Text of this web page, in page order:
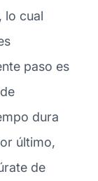
lo cual
paso es
dura
último,
de